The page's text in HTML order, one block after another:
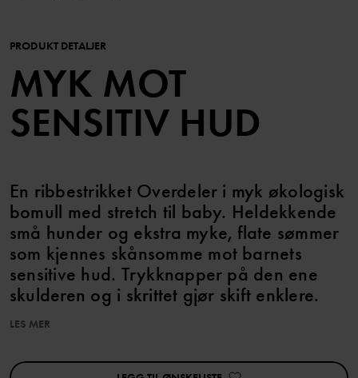
PRODUKT DETALJER
MYK MOT
SENSITIV HUD
En ribbestrikket Overdeler i myk økologisk
bomull med stretch til baby. Heldekkende
små hunder og ekstra myke, flate sømmer
som kjennes skånsomme mot barnets
sensitive hud. Trykknapper på den ene
skulderen og i skrittet gjør skift enklere.
• Myk jersey med stretch for bevegelsesfrihet
LES MER